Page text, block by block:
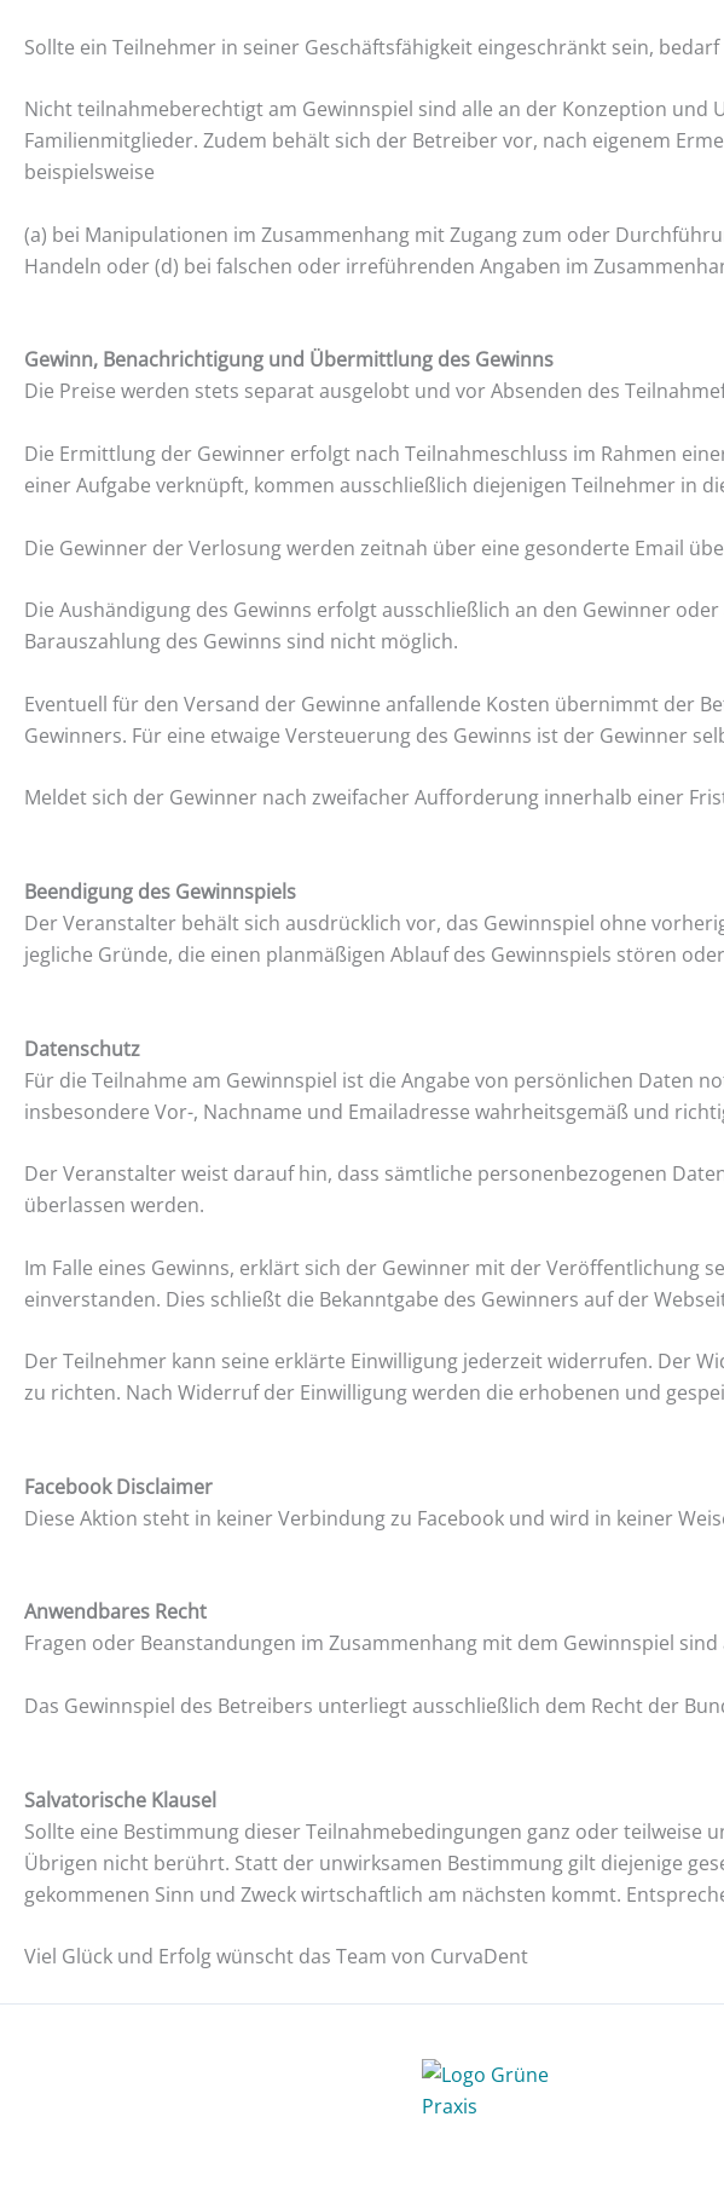
Sollte ein Teilnehmer in seiner Geschäftsfähigkeit eingeschränkt sein,
Nicht teilnahmeberechtigt am Gewinnspiel sind alle an der Konzeption
Familienmitglieder. Zudem behält sich der Betreiber vor, nach eigenem
beispielsweise
(a) bei Manipulationen im Zusammenhang mit Zugang zum oder
Handeln oder (d) bei falschen oder irreführenden Angaben im
Gewinn, Benachrichtigung und Übermittlung des Gewinns
Die Preise werden stets separat ausgelobt und vor Absenden des
Die Ermittlung der Gewinner erfolgt nach Teilnahmeschluss im Rahmen
einer Aufgabe verknüpft, kommen ausschließlich diejenigen Teilnehmer in
Die Gewinner der Verlosung werden zeitnah über eine gesonderte Email
Die Aushändigung des Gewinns erfolgt ausschließlich an den Gewinner
Barauszahlung des Gewinns sind nicht möglich.
Eventuell für den Versand der Gewinne anfallende Kosten übernimmt der
Gewinners. Für eine etwaige Versteuerung des Gewinns ist der Gewinner
Meldet sich der Gewinner nach zweifacher Aufforderung innerhalb einer
Beendigung des Gewinnspiels
Der Veranstalter behält sich ausdrücklich vor, das Gewinnspiel ohne
jegliche Gründe, die einen planmäßigen Ablauf des Gewinnspiels stören
Datenschutz
Für die Teilnahme am Gewinnspiel ist die Angabe von persönlichen Daten
insbesondere Vor-, Nachname und Emailadresse wahrheitsgemäß und
Der Veranstalter weist darauf hin, dass sämtliche personenbezogenen
überlassen werden.
Im Falle eines Gewinns, erklärt sich der Gewinner mit der
einverstanden. Dies schließt die Bekanntgabe des Gewinners auf der
Der Teilnehmer kann seine erklärte Einwilligung jederzeit widerrufen. Der
zu richten. Nach Widerruf der Einwilligung werden die erhobenen und
Facebook Disclaimer
Diese Aktion steht in keiner Verbindung zu Facebook und wird in keiner
Anwendbares Recht
Fragen oder Beanstandungen im Zusammenhang mit dem Gewinnspiel
Das Gewinnspiel des Betreibers unterliegt ausschließlich dem Recht der
Salvatorische Klausel
Sollte eine Bestimmung dieser Teilnahmebedingungen ganz oder
Übrigen nicht berührt. Statt der unwirksamen Bestimmung gilt diejenige
gekommenen Sinn und Zweck wirtschaftlich am nächsten kommt.
Viel Glück und Erfolg wünscht das Team von CurvaDent